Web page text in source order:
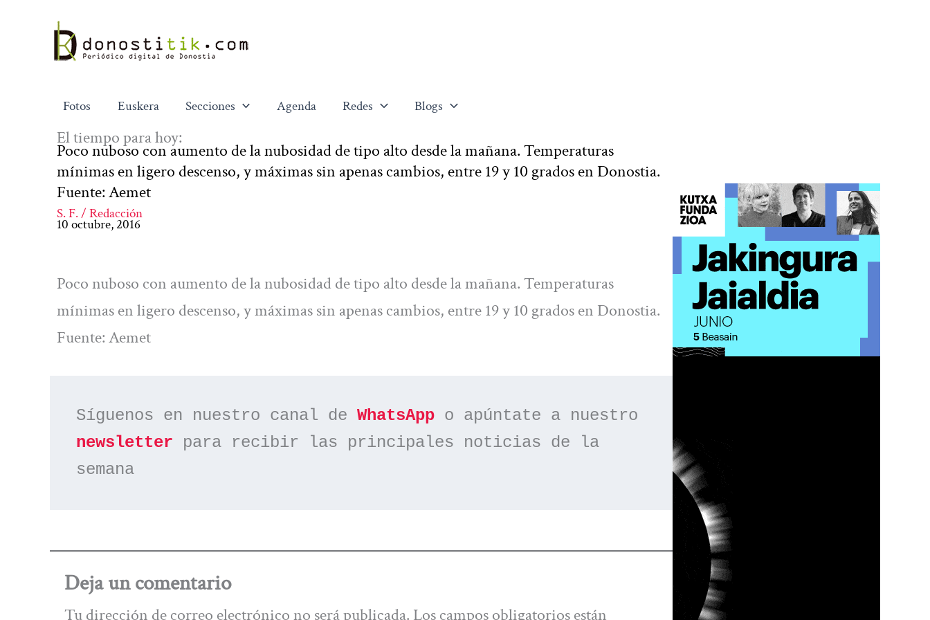
contenido
Fotos Euskera Secciones Agenda Redes Blogs
El tiempo para hoy:
Poco nuboso con aumento de la nubosidad de tipo alto desde la mañana. Temperaturas
mínimas en ligero descenso, y máximas sin apenas cambios, entre 19 y 10 grados en Donostia.
Fuente: Aemet
S. F. / Redacción
10 octubre, 2016
Poco nuboso con aumento de la nubosidad de tipo alto desde la mañana. Temperaturas
mínimas en ligero descenso, y máximas sin apenas cambios, entre 19 y 10 grados en Donostia.
Fuente: Aemet
Síguenos en nuestro canal de WhatsApp
newsletter para recibir las principales noticias de la
semana
Deja un comentario
Tu dirección de correo electrónico no será publicada. Los campos obligatorios están